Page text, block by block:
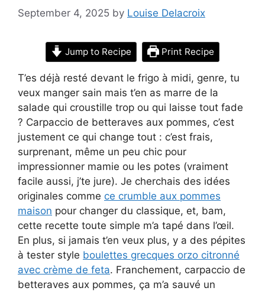
September 4, 2025 by Louise Delacroix
Jump to Recipe Print Recipe
T’es déjà resté devant le frigo à midi, genre, tu
veux manger sain mais t’en as marre de la
salade qui croustille trop ou qui laisse tout fade
? Carpaccio de betteraves aux pommes, c’est
justement ce qui change tout : c’est frais,
surprenant, même un peu chic pour
impressionner mamie ou les potes (vraiment
facile aussi, j’te jure). Je cherchais des idées
originales comme ce crumble aux pommes
maison pour changer du classique, et, bam,
cette recette toute simple m’a tapé dans l’œil.
En plus, si jamais t’en veux plus, y a des pépites
à tester style boulettes grecques orzo citronné
avec crème de feta. Franchement, carpaccio de
betteraves aux pommes, ça m’a sauvé un